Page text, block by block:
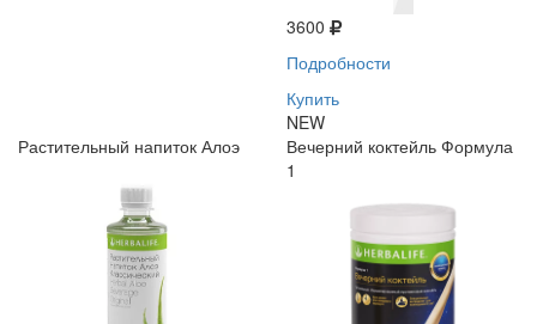
3600
Подробности
Купить
NEW
Растительный напиток Алоэ
Вечерний коктейль Формула
1